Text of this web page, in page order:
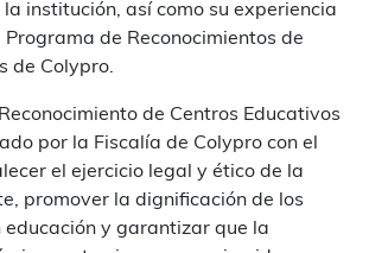
institución, así como su experiencia
de Reconocimientos de
de Colypro.
de Centros Educativos
por la Fiscalía de Colypro con el
el ejercicio legal y ético de la
promover la dignificación de los
educación y garantizar que la